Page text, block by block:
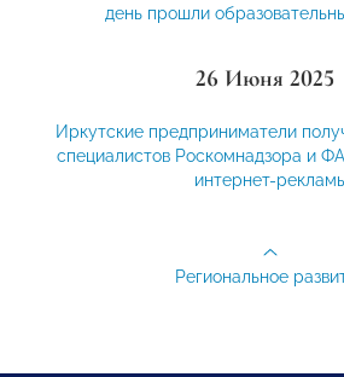
день прошли
26 Июня 2025
Иркутские предприниматели
специалистов Роскомнадзора и
интернет-
Региональное